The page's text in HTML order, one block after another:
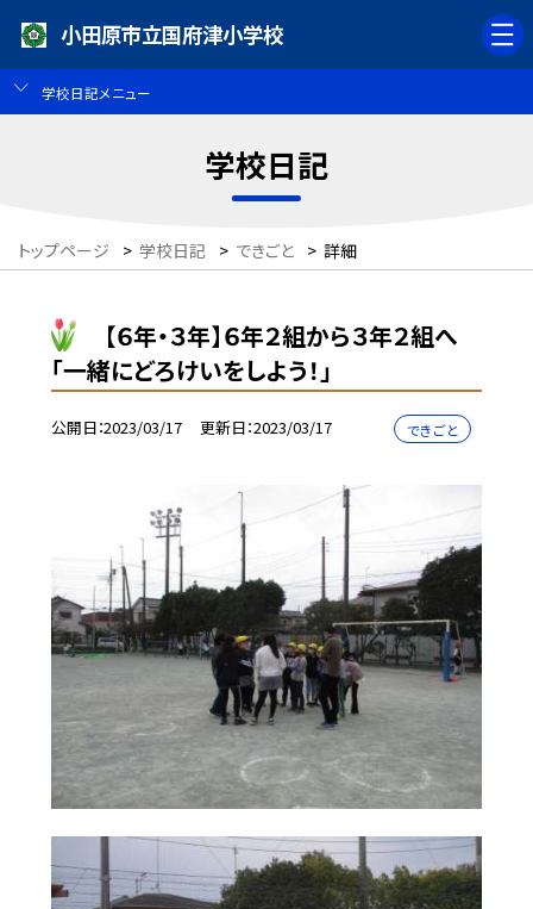
小田原市立国府津小学校
学校日記メニュー
学校日記
トップページ > 学校日記 > できごと > 詳細
【６年・３年】６年２組から３年２組へ
「一緒にどろけいをしよう！」
公開日 2023/03/17 更新日 2023/03/17 できごと